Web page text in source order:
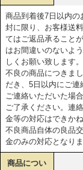
商品到着後7日以内の
封に限り、お客様送
てはご返品承ること
はお間違いのないよ
しくお願い致します。
不良の商品につきま
だき、5日以内にご
ご連絡いただいた場
ご了承ください。連
金等の対応はできか
不良商品自体の良品
金のみの対応となり
商品につい